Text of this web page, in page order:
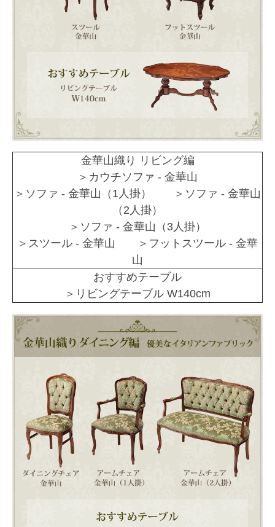
金華山織り リビング編
＞カウチソファ - 金華山
＞ソファ - 金華山（1人掛） ＞ソファ - 金華山
（2人掛）
＞ソファ - 金華山（3人掛）
＞スツール - 金華山 ＞フットスツール - 金華
山
おすすめテーブル
＞リビングテーブル W140cm